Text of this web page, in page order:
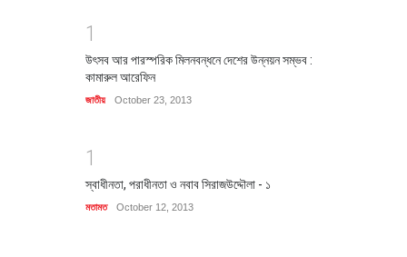
1
উৎসব আর পারস্পরিক মিলনবন্ধনে দেশের উন্নয়ন সম্ভব :
কামারুল আরেফিন
জাতীয় October 23, 2013
1
স্বাধীনতা, পরাধীনতা ও নবাব সিরাজউদ্দৌলা - ১
মতামত October 12, 2013